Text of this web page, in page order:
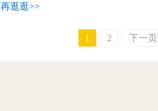
再逛逛>>
1 2 下一页